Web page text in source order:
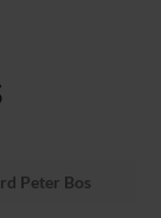
Peter Bos